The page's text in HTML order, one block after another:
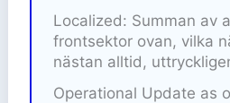
Localized: Summan av
frontsektor ovan, vilka
nästan alltid,
Operational Update as